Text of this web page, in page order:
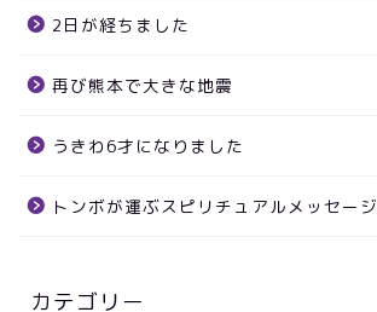
2日が経ちました
再び熊本で大きな地震
うきわ6才になりました
トンボが運ぶスピリチュアルメッセージ
カテゴリー